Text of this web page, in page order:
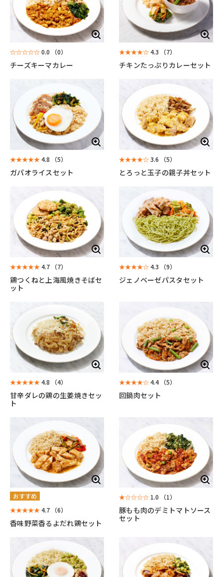
☆☆☆☆☆0.0 （0）
チーズキーマカレー
★★★★☆4.3 （7）
チキンたっぷりカレーセット
★★★★★4.8 （5）
ガパオライスセット
★★★★☆3.6 （5）
とろっと玉子の親子丼セット
★★★★★4.7 （7）
鶏つくねと上海風焼きそばセ
ット
★★★★☆4.3 （9）
ジェノベーゼパスタセット
★★★★★4.8 （4）
甘辛ダレの鶏の生姜焼きセッ
ト
★★★★☆4.4 （5）
回鍋肉セット
おすすめ
★★★★★4.7 （6）
香味野菜香るよだれ鶏セット
★☆☆☆☆ 1.0 （1）
豚もも肉のデミトマトソース
セット